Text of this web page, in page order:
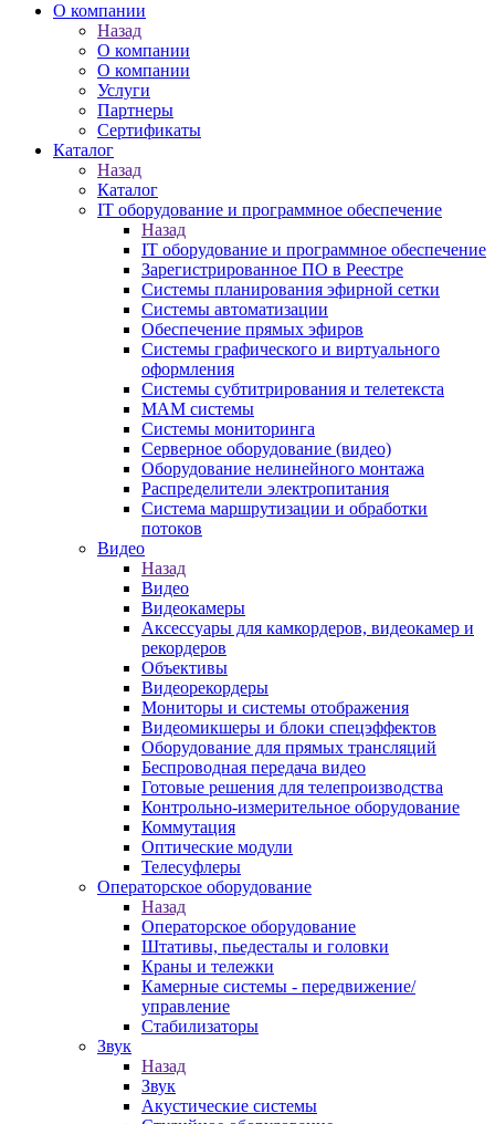
О компании
Назад
О компании
О компании
Услуги
Партнеры
Сертификаты
Каталог
Назад
Каталог
IT оборудование и программное обеспечение
Назад
IT оборудование и программное обеспечение
Зарегистрированное ПО в Реестре
Системы планирования эфирной сетки
Системы автоматизации
Обеспечение прямых эфиров
Системы графического и виртуального
оформления
Системы субтитрирования и телетекста
MAM системы
Системы мониторинга
Серверное оборудование (видео)
Оборудование нелинейного монтажа
Распределители электропитания
Система маршрутизации и обработки
потоков
Видео
Назад
Видео
Видеокамеры
Аксессуары для камкордеров, видеокамер и
рекордеров
Объективы
Видеорекордеры
Мониторы и системы отображения
Видеомикшеры и блоки спецэффектов
Оборудование для прямых трансляций
Беспроводная передача видео
Готовые решения для телепроизводства
Контрольно-измерительное оборудование
Коммутация
Оптические модули
Телесуфлеры
Операторское оборудование
Назад
Операторское оборудование
Штативы, пьедесталы и головки
Краны и тележки
Камерные системы - передвижение/
управление
Стабилизаторы
Звук
Назад
Звук
Акустические системы